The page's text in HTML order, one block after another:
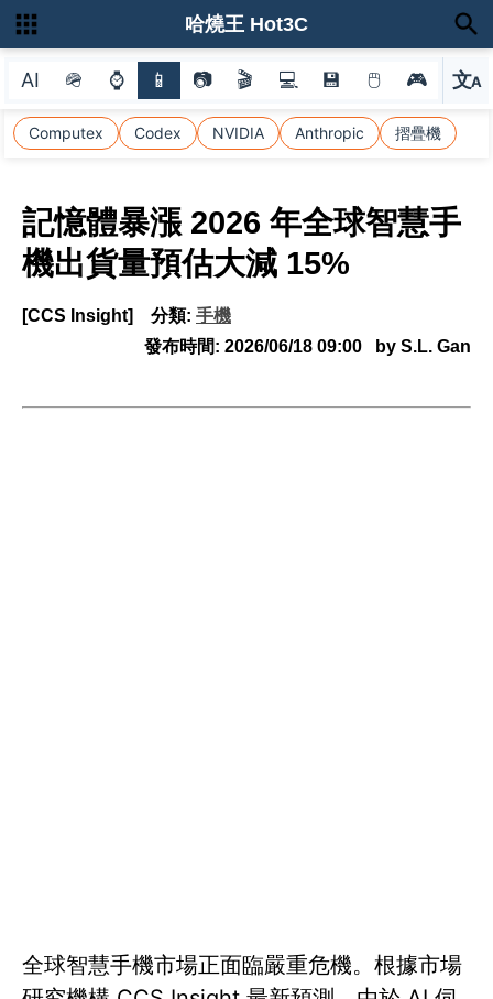
AI 🪖 ⌚ 📱 📷 🎬 💻 💾 🖱 🎮 文A
選
Computex Codex NVIDIA Anthropic 摺疊機
哈燒王 Hot3C
記憶體暴漲 2026 年全球智慧手
機出貨量預估大減 15%
[CCS Insight] 分類: 手機
發布時間: 2026/06/18 09:00 by S.L. Gan
全球智慧手機市場正面臨嚴重危機。根據市場